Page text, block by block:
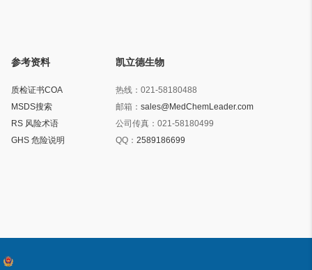
凯立德生物
热线： 021-58180488
邮箱： sales@MedChemLeader.com
公司传真： 021-58180499
QQ： 2589186699
参考资料
质检证书COA
MSDS搜索
RS 风险术语
GHS 危险说明